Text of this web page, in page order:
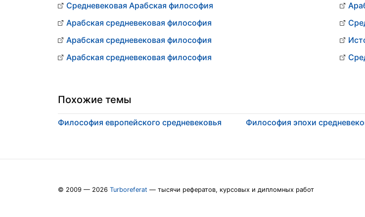
Средневековая Арабская философия
Арабская средневековая философия
Арабская средневековая философия
Арабская средневековая философия
Похожие темы
Философия европейского средневековья Философия эпохи
© 2009 — 2026 Turboreferat — тысячи рефератов, курсовых и дипломных работ